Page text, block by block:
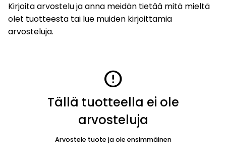
Kirjoita arvostelu ja anna meidän tietää mitä mieltä
olet tuotteesta tai lue muiden kirjoittamia
arvosteluja.
error
Tällä tuotteella ei ole
arvosteluja
Arvostele tuote ja ole ensimmäinen